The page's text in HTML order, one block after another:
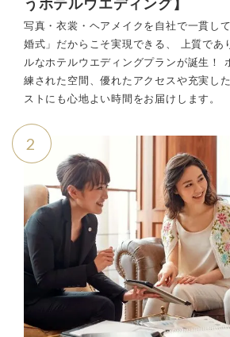
うホテルウエディング】
写真・衣裳・ヘアメイクを自社で一貫し
婚式」だからこそ実現できる、 上質であ
ルなホテルウエディングプランが誕生！
練された空間、優れたアクセスや充実し
ストにも心地よい時間をお届けします。
2